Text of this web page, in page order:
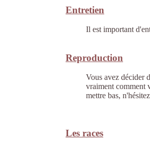
Entretien
Il est important
Reproduction
Vous avez décider
vraiment comment
mettre bas,
Les races